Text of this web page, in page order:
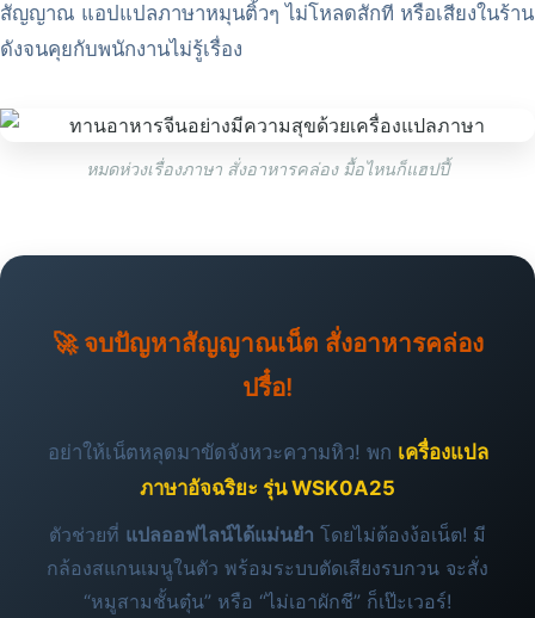
สัญญาณ แอปแปลภาษาหมุนติ้วๆ ไม่โหลดสักที หรือเสียงในร้าน
ดังจนคุยกับพนักงานไม่รู้เรื่อง
หมดห่วงเรื่องภาษา สั่งอาหารคล่อง มื้อไหนก็แฮปปี้
🚀 จบปัญหาสัญญาณเน็ต สั่งอาหารคล่อง
ปรื๋อ!
อย่าให้เน็ตหลุดมาขัดจังหวะความหิว! พก เครื่องแปล
ภาษาอัจฉริยะ รุ่น WSK0A25
ตัวช่วยที่ แปลออฟไลน์ได้แม่นยำ โดยไม่ต้องง้อเน็ต! มี
กล้องสแกนเมนูในตัว พร้อมระบบตัดเสียงรบกวน จะสั่ง
“หมูสามชั้นตุ๋น” หรือ “ไม่เอาผักชี” ก็เป๊ะเวอร์!